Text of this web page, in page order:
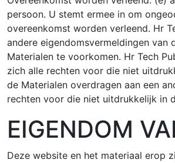
persoon. U stemt ermee in om
overeenkomst worden verleend. Hr
andere eigendomsvermeldingen
Materialen te voorkomen. Hr Tech
zich alle rechten voor die niet
de Materialen overdragen aan een
rechten voor die niet uitdrukkelijk in
EIGENDOM
Deze website en het materiaal erop